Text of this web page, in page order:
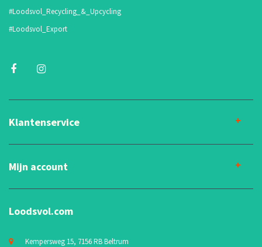
#Loodsvol_Recycling_&_Upcycling
#Loodsvol_Export
Klantenservice
Mijn account
Loodsvol.com
Kempersweg 15, 7156 RB Beltrum